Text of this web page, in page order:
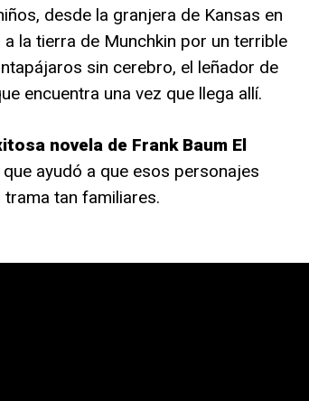
desde la granjera de Kansas en
la tierra de Munchkin por un terrible
sin cerebro, el leñador de
encuentra una vez que llega allí.
novela de Frank Baum El
ayudó a que esos personajes
tan familiares.